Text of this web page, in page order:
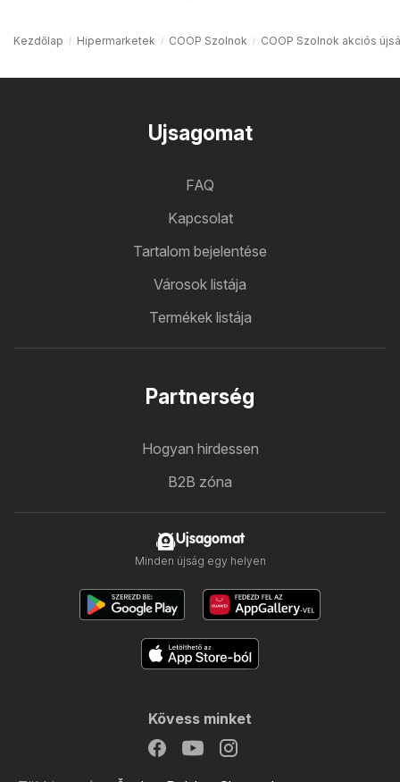
Kezdőlap Hipermarketek COOP Szolnok COOP Szolnok akciós
Ujsagomat
FAQ
Kapcsolat
Tartalom bejelentése
Városok listája
Termékek listája
Partnerség
Hogyan hirdessen
B2B zóna
Ujsagomat
Minden újság egy helyen
Kövess minket